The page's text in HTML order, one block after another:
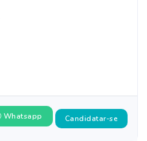
Whatsapp Candidatar-se